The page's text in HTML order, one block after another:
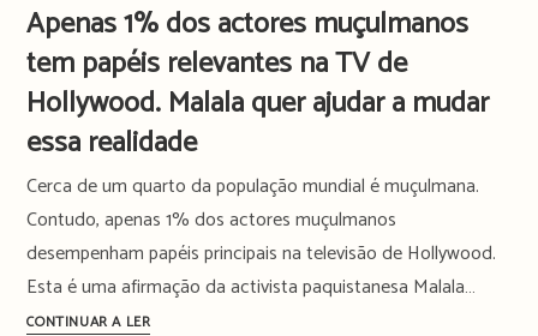
“Physical”
da
Apple
será
a
última
Apenas 1% dos actores muçulmanos
tem papéis relevantes na TV de
Hollywood. Malala quer ajudar a mudar
essa realidade
Cerca de um quarto da população mundial é muçulmana.
Contudo, apenas 1% dos actores muçulmanos
desempenham papéis principais na televisão de Hollywood.
Esta é uma afirmação da activista paquistanesa Malala…
CONTINUAR A LERApenas